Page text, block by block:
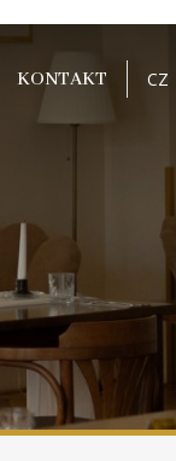
KONTAKT CZ